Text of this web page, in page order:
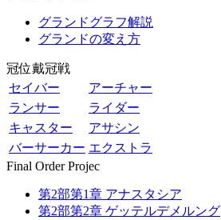
グランドグラフ解説
グランドの変え方
冠位戴冠戦
セイバー
アーチャー
ランサー
ライダー
キャスター
アサシン
バーサーカー エクストラ
Final Order Projec
第2部第1章 アナスタシア
第2部第2章 ゲッテルデメルング